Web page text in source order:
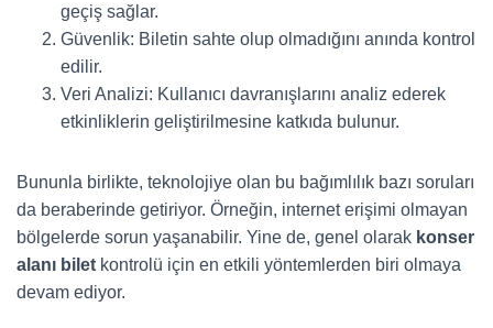
geçiş sağlar.
Güvenlik: Biletin sahte olup olmadığını anında kontrol
edilir.
Veri Analizi: Kullanıcı davranışlarını analiz ederek
etkinliklerin geliştirilmesine katkıda bulunur.
Bununla birlikte, teknolojiye olan bu bağımlılık bazı soruları
da beraberinde getiriyor. Örneğin, internet erişimi olmayan
bölgelerde sorun yaşanabilir. Yine de, genel olarak konser
alanı bilet kontrolü için en etkili yöntemlerden biri olmaya
devam ediyor.